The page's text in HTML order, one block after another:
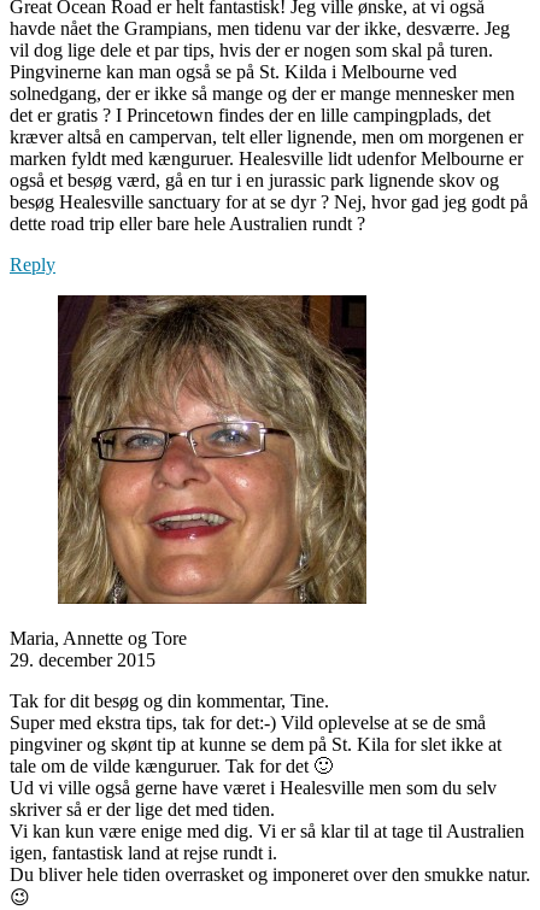
Great Ocean Road er helt fantastisk! Jeg ville ønske, at vi også
havde nået the Grampians, men tidenu var der ikke, desværre. Jeg
vil dog lige dele et par tips, hvis der er nogen som skal på turen.
Pingvinerne kan man også se på St. Kilda i Melbourne ved
solnedgang, der er ikke så mange og der er mange mennesker men
det er gratis ? I Princetown findes der en lille campingplads, det
kræver altså en campervan, telt eller lignende, men om morgenen er
marken fyldt med kænguruer. Healesville lidt udenfor Melbourne er
også et besøg værd, gå en tur i en jurassic park lignende skov og
besøg Healesville sanctuary for at se dyr ? Nej, hvor gad jeg godt på
dette road trip eller bare hele Australien rundt ?
Reply
Maria, Annette og Tore
29. december 2015
Tak for dit besøg og din kommentar, Tine.
Super med ekstra tips, tak for det:-) Vild oplevelse at se de små
pingviner og skønt tip at kunne se dem på St. Kila for slet ikke at
tale om de vilde kænguruer. Tak for det 🙂
Ud vi ville også gerne have været i Healesville men som du selv
skriver så er der lige det med tiden.
Vi kan kun være enige med dig. Vi er så klar til at tage til Australien
igen, fantastisk land at rejse rundt i.
Du bliver hele tiden overrasket og imponeret over den smukke natur.
😉